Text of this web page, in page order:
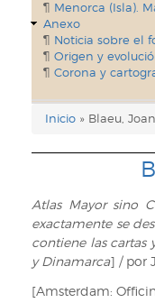
Menorca (Isla).
Anexo
Noticia sobre el
Origen y
Corona y
Enlaces
ayuda
de
Inicio Blaeu, Joan
Atlas Mayor sino
exactamente se
contiene las cartas
y Dinamarca] / por
[Amsterdam: